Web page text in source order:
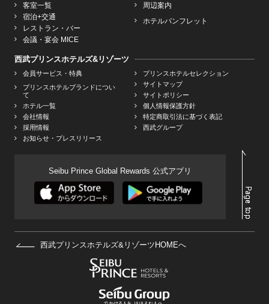
客室一覧
宿泊+交通
レストラン・バー
会議・宴会 MICE
周辺案内
ホテルパンフレット
西武プリンスホテルズ&リゾーツ
会員サービス・特典
プリンスホテルブランドについ
て
ホテル一覧
会社情報
採用情報
お知らせ・プレスリリース
プリンスホテルセレクション
サイトマップ
サイトポリシー
個人情報保護方針
特定商取引法に基づく表記
西武グループ
Seibu Prince Global Rewards 公式アプリ
西武プリンスホテルズ&リゾーツHOMEへ